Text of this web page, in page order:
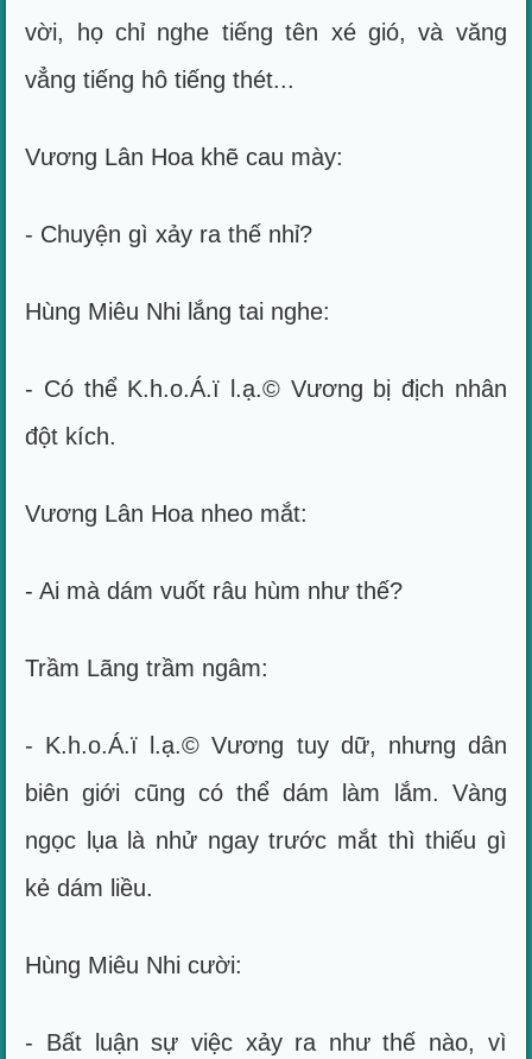
vời, họ chỉ nghe tiếng tên xé gió, và văng
vẳng tiếng hô tiếng thét...
Vương Lân Hoa khẽ cau mày:
- Chuyện gì xảy ra thế nhỉ?
Hùng Miêu Nhi lắng tai nghe:
- Có thể K.h.o.Á.ï l.ạ.© Vương bị địch nhân
đột kích.
Vương Lân Hoa nheo mắt:
- Ai mà dám vuốt râu hùm như thế?
Trầm Lãng trầm ngâm:
- K.h.o.Á.ï l.ạ.© Vương tuy dữ, nhưng dân
biên giới cũng có thể dám làm lắm. Vàng
ngọc lụa là nhử ngay trước mắt thì thiếu gì
kẻ dám liều.
Hùng Miêu Nhi cười:
- Bất luận sự việc xảy ra như thế nào, vì